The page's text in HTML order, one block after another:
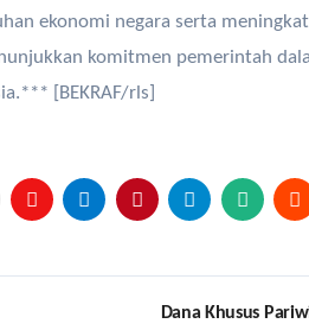
ekonomi negara serta
komitmen pemerintah
[BEKRAF/rls]
Dana Khusus